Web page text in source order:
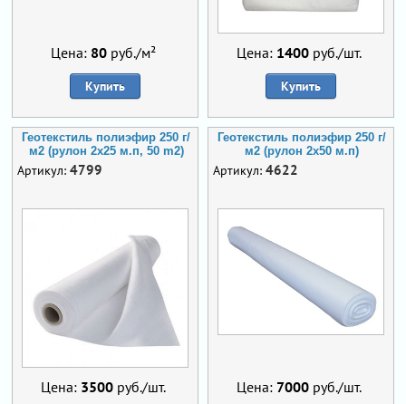
Цена: 80руб./м²
Купить
Цена: 1400руб./шт.
Купить
Геотекстиль полиэфир 250 г/
м2 (рулон 2х25 м.п, 50 m2)
Артикул: 4799
Цена: 3500руб./шт.
Геотекстиль полиэфир 250 г/
м2 (рулон 2х50 м.п)
Артикул: 4622
Цена: 7000руб./шт.